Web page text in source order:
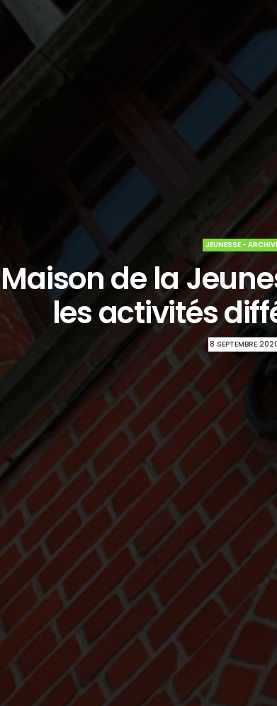
JEUNESSE -
Maison de la
les activités
8 SEPTEMBRE